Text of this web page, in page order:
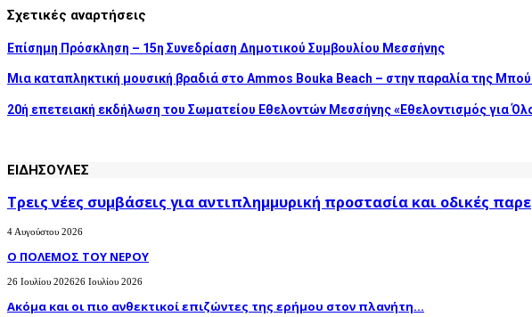
Σχετικές αναρτήσεις
Επίσημη Πρόσκληση – 15η Συνεδρίαση Δημοτικού Συμβουλίου Μεσσήνης
Μια καταπληκτική μουσική βραδιά στο Ammos Bouka Beach – στην παραλία της
20ή επετειακή εκδήλωση του Σωματείου Εθελοντών Μεσσήνης «Εθελοντισμός για
ΕΙΔΗΣΟΥΛΕΣ
Τρεις νέες συμβάσεις για αντιπλημμυρική προστασία και οδικές
4 Αυγούστου 2026
Ο ΠΟΛΕΜΟΣ ΤΟΥ ΝΕΡΟΥ
26 Ιουλίου 202626 Ιουλίου 2026
Ακόμα και οι πιο ανθεκτικοί επιζώντες της ερήμου στον πλανήτη...